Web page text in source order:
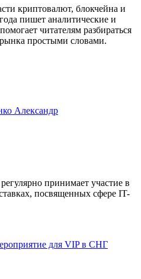
криптовалют, блокчейна и
пишет аналитические и
читателям разбираться
простыми словами.
Александр
принимает участие в
посвященных сфере IT-
для VIP в СНГ